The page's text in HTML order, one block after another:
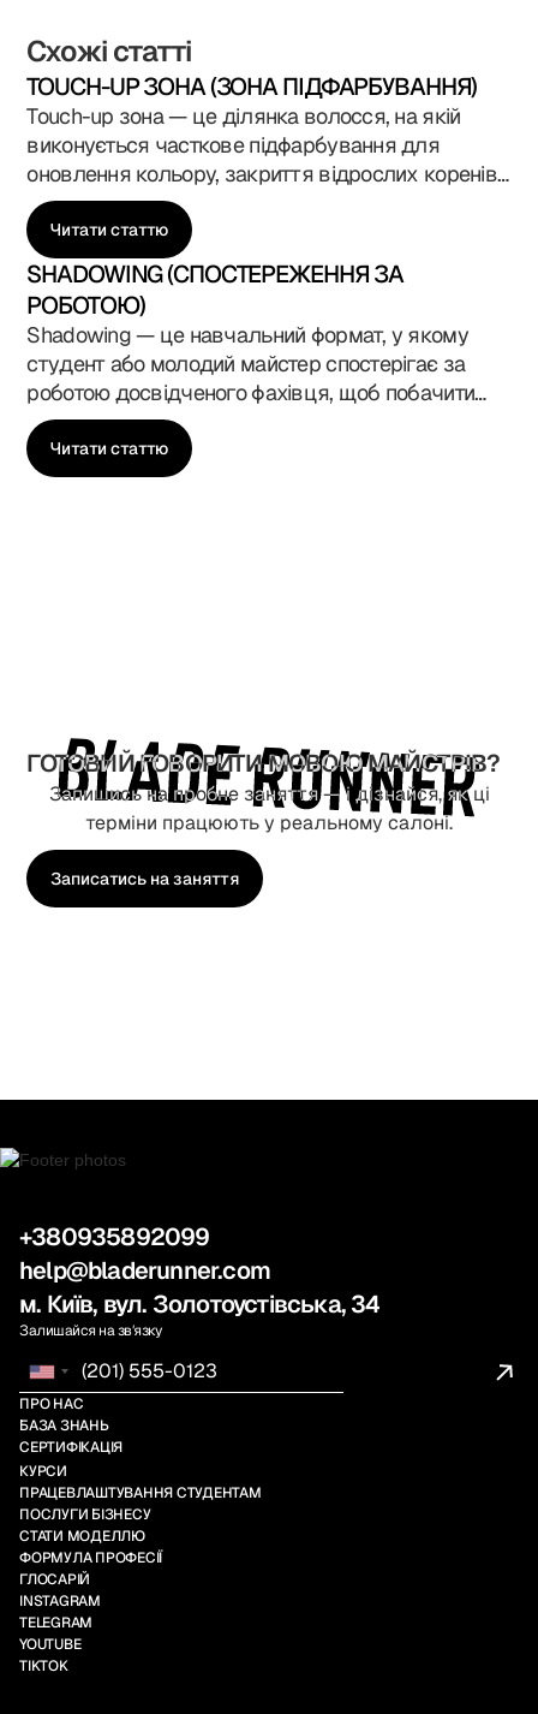
Схожі статті
TOUCH-UP ЗОНА (ЗОНА ПІДФАРБУВАННЯ)
Touch-up зона — це ділянка волосся, на якій
виконується часткове підфарбування для
оновлення кольору, закриття відрослих коренів
або корекції відтінку без повного фарбування. У
Blade Runner Academy у Києві ця тема входить
до навчальної програми курсів колориста,
перукаря та стиліста, адже професійна робота з
touch-up зоною — одна з найважливіших
навичок у сучасному салоні. Вона показує
точність майстра, розуміння росту волосся,
роботи з пігментом і поведінки кольору в часі.
Читати статтю
SHADOWING (СПОСТЕРЕЖЕННЯ ЗА
РОБОТОЮ)
Shadowing — це навчальний формат, у якому
студент або молодий майстер спостерігає за
роботою досвідченого фахівця, щоб побачити
його техніку, логіку дій, комунікацію з клієнтом і
роботу в реальних умовах салону. У Blade
Runner Academy у Києві shadowing є важливою
Читати статтю
ГОТОВИЙ ГОВОРИТИ МОВОЮ МАЙСТРІВ?
Запишись на пробне заняття — і дізнайся, як ці
терміни працюють у реальному салоні.
Записатись на заняття
+380935892099
help@bladerunner.com
м. Київ, вул. Золотоустівська, 34
Залишайся на звʼязку
ПРО НАС
БАЗА ЗНАНЬ
СЕРТИФІКАЦІЯ
КУРСИ
ПРАЦЕВЛАШТУВАННЯ СТУДЕНТАМ
ПОСЛУГИ БІЗНЕСУ
СТАТИ МОДЕЛЛЮ
ФОРМУЛА ПРОФЕСІЇ
ГЛОСАРІЙ
INSTAGRAM
TELEGRAM
YOUTUBE
TIKTOK